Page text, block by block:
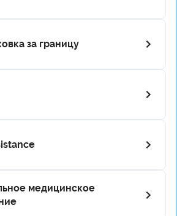
за границу
медицинское